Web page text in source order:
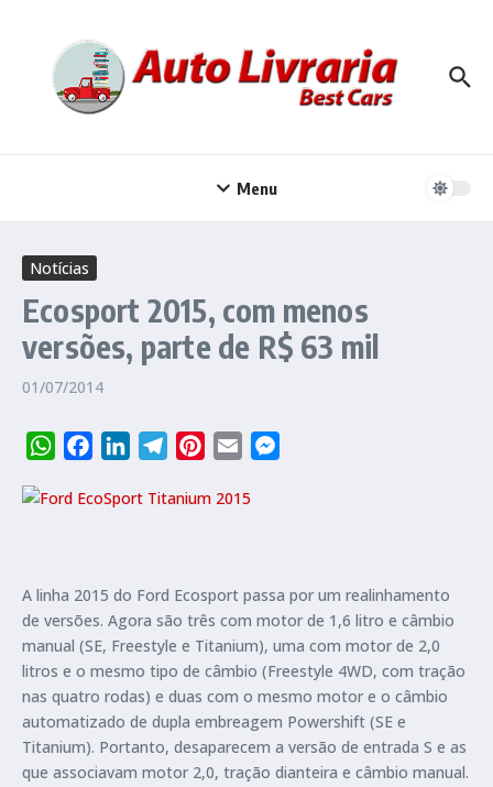
Menu
Notícias
Ecosport 2015, com menos
versões, parte de R$ 63 mil
01/07/2014
WhatsAppFacebookLinkedInTelegramPinterest
Email
A linha 2015 do Ford Ecosport passa por um realinhamento
de versões. Agora são três com motor de 1,6 litro e câmbio
manual (SE, Freestyle e Titanium), uma com motor de 2,0
litros e o mesmo tipo de câmbio (Freestyle 4WD, com tração
nas quatro rodas) e duas com o mesmo motor e o câmbio
automatizado de dupla embreagem Powershift (SE e
Titanium). Portanto, desaparecem a versão de entrada S e as
que associavam motor 2,0, tração dianteira e câmbio manual.